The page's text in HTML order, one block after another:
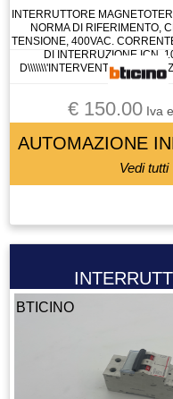
INTERRUTTORE
NORMA DI RIFERIMENTO,
TENSIONE, 400VAC.
DI INTERRUZIONE ICN,
D\\\\\\\'INTERVENTO,C
€ 150.00Iva
AUTOMAZIONE
Vedi tutti
BTICINO